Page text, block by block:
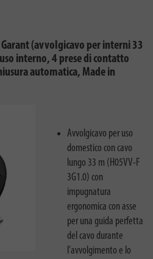
(avvolgicavo per interni 33
interno, 4 prese di contatto
automatica, Made in
Avvolgicavo per uso
domestico con cavo
lungo 33 m (H05VV-F
3G1.0) con
impugnatura
ergonomica con asse
per una guida perfetta
del cavo durante
l'avvolgimento e lo